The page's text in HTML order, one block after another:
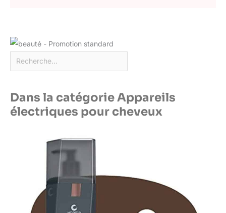
Dans la catégorie Appareils
électriques pour cheveux